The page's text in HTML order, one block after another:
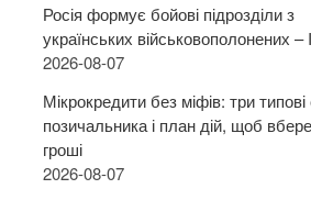
Росія формує бойові підрозділи з
українських військовополонених –
2026-08-07
Мікрокредити без міфів: три типові
позичальника і план дій, щоб
гроші
2026-08-07